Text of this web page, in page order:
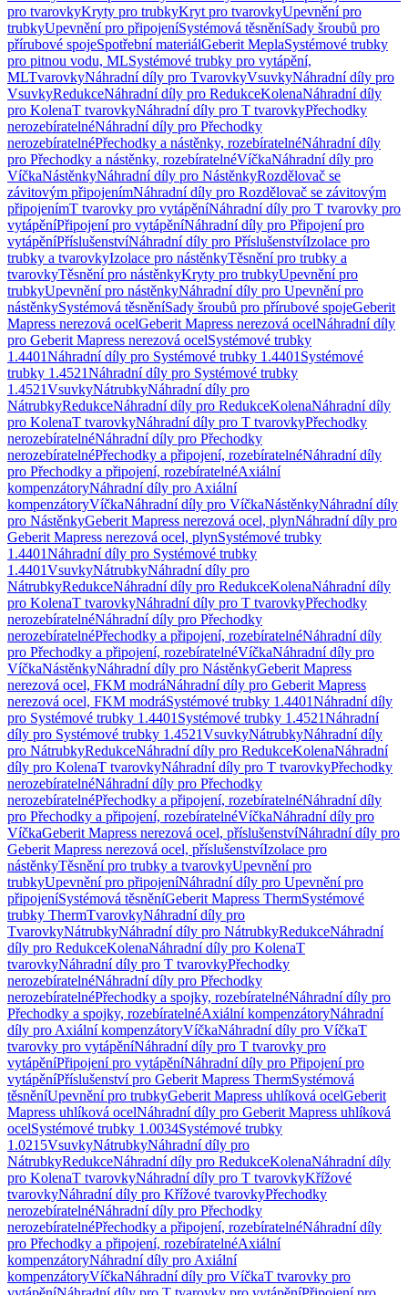
pro tvarovkyKryty pro trubkyKryt pro tvarovkyUpevnění pro
trubkyUpevnění pro připojeníSystémová těsněníSady šroubů pro
přírubové spojeSpotřební materiálGeberit MeplaSystémové trubky
pro pitnou vodu, MLSystémové trubky pro vytápění,
MLTvarovkyNáhradní díly pro TvarovkyVsuvkyNáhradní díly pro
VsuvkyRedukceNáhradní díly pro RedukceKolenaNáhradní díly
pro KolenaT tvarovkyNáhradní díly pro T tvarovkyPřechodky
nerozebíratelnéNáhradní díly pro Přechodky
nerozebíratelnéPřechodky a nástěnky, rozebíratelnéNáhradní díly
pro Přechodky a nástěnky, rozebíratelnéVíčkaNáhradní díly pro
VíčkaNástěnkyNáhradní díly pro NástěnkyRozdělovač se
závitovým připojenímNáhradní díly pro Rozdělovač se závitovým
připojenímT tvarovky pro vytápěníNáhradní díly pro T tvarovky pro
vytápěníPřipojení pro vytápěníNáhradní díly pro Připojení pro
vytápěníPříslušenstvíNáhradní díly pro PříslušenstvíIzolace pro
trubky a tvarovkyIzolace pro nástěnkyTěsnění pro trubky a
tvarovkyTěsnění pro nástěnkyKryty pro trubkyUpevnění pro
trubkyUpevnění pro nástěnkyNáhradní díly pro Upevnění pro
nástěnkySystémová těsněníSady šroubů pro přírubové spojeGeberit
Mapress nerezová ocelGeberit Mapress nerezová ocelNáhradní díly
pro Geberit Mapress nerezová ocelSystémové trubky
1.4401Náhradní díly pro Systémové trubky 1.4401 Systémové
trubky 1.4521Náhradní díly pro Systémové trubky
1.4521VsuvkyNátrubkyNáhradní díly pro
NátrubkyRedukceNáhradní díly pro RedukceKolenaNáhradní díly
pro KolenaT tvarovkyNáhradní díly pro T tvarovkyPřechodky
nerozebíratelnéNáhradní díly pro Přechodky
nerozebíratelnéPřechodky a připojení, rozebíratelnéNáhradní díly
pro Přechodky a připojení, rozebíratelnéAxiální
kompenzátoryNáhradní díly pro Axiální
kompenzátoryVíčkaNáhradní díly pro VíčkaNástěnkyNáhradní díly
pro NástěnkyGeberit Mapress nerezová ocel, plynNáhradní díly pro
Geberit Mapress nerezová ocel, plynSystémové trubky
1.4401Náhradní díly pro Systémové trubky
1.4401VsuvkyNátrubkyNáhradní díly pro
NátrubkyRedukceNáhradní díly pro RedukceKolenaNáhradní díly
pro KolenaT tvarovkyNáhradní díly pro T tvarovkyPřechodky
nerozebíratelnéNáhradní díly pro Přechodky
nerozebíratelnéPřechodky a připojení, rozebíratelnéNáhradní díly
pro Přechodky a připojení, rozebíratelnéVíčkaNáhradní díly pro
VíčkaNástěnkyNáhradní díly pro NástěnkyGeberit Mapress
nerezová ocel, FKM modráNáhradní díly pro Geberit Mapress
nerezová ocel, FKM modráSystémové trubky 1.4401Náhradní díly
pro Systémové trubky 1.4401 Systémové trubky 1.4521Náhradní
díly pro Systémové trubky 1.4521VsuvkyNátrubkyNáhradní díly
pro NátrubkyRedukceNáhradní díly pro RedukceKolenaNáhradní
díly pro KolenaT tvarovkyNáhradní díly pro T tvarovkyPřechodky
nerozebíratelnéNáhradní díly pro Přechodky
nerozebíratelnéPřechodky a připojení, rozebíratelnéNáhradní díly
pro Přechodky a připojení, rozebíratelnéVíčkaNáhradní díly pro
VíčkaGeberit Mapress nerezová ocel, příslušenstvíNáhradní díly pro
Geberit Mapress nerezová ocel, příslušenstvíIzolace pro
nástěnkyTěsnění pro trubky a tvarovkyUpevnění pro
trubkyUpevnění pro připojeníNáhradní díly pro Upevnění pro
připojeníSystémová těsněníGeberit Mapress ThermSystémové
trubky ThermTvarovkyNáhradní díly pro
TvarovkyNátrubkyNáhradní díly pro NátrubkyRedukceNáhradní
díly pro RedukceKolenaNáhradní díly pro KolenaT
tvarovkyNáhradní díly pro T tvarovkyPřechodky
nerozebíratelnéNáhradní díly pro Přechodky
nerozebíratelnéPřechodky a spojky, rozebíratelnéNáhradní díly pro
Přechodky a spojky, rozebíratelnéAxiální kompenzátoryNáhradní
díly pro Axiální kompenzátoryVíčkaNáhradní díly pro VíčkaT
tvarovky pro vytápěníNáhradní díly pro T tvarovky pro
vytápěníPřipojení pro vytápěníNáhradní díly pro Připojení pro
vytápěníPříslušenství pro Geberit Mapress ThermSystémová
těsněníUpevnění pro trubkyGeberit Mapress uhlíková ocelGeberit
Mapress uhlíková ocelNáhradní díly pro Geberit Mapress uhlíková
ocelSystémové trubky 1.0034Systémové trubky
1.0215VsuvkyNátrubkyNáhradní díly pro
NátrubkyRedukceNáhradní díly pro RedukceKolenaNáhradní díly
pro KolenaT tvarovkyNáhradní díly pro T tvarovkyKřížové
tvarovkyNáhradní díly pro Křížové tvarovkyPřechodky
nerozebíratelnéNáhradní díly pro Přechodky
nerozebíratelnéPřechodky a připojení, rozebíratelnéNáhradní díly
pro Přechodky a připojení, rozebíratelnéAxiální
kompenzátoryNáhradní díly pro Axiální
kompenzátoryVíčkaNáhradní díly pro VíčkaT tvarovky pro